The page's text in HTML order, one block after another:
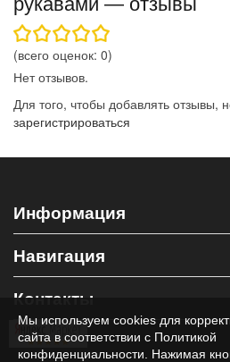
(всего оценок: 0)
Нет отзывов.
Для того, чтобы добавлять отзывы,
зарегистрироваться
Информация
Навигация
Контакты
Мы используем cookies для
сайта в соответствии с Политикой
конфиденциальности . Нажимая